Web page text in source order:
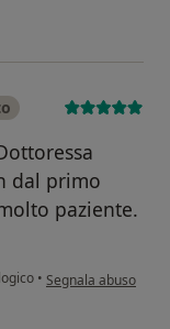
dal primo
paziente.
• secondo l'opinione
Segnala abuso